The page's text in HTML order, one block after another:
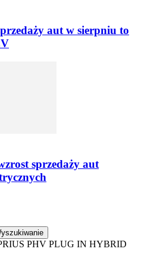
aut w sierpniu to
sprzedaży aut
PHV PLUG IN HYBRID